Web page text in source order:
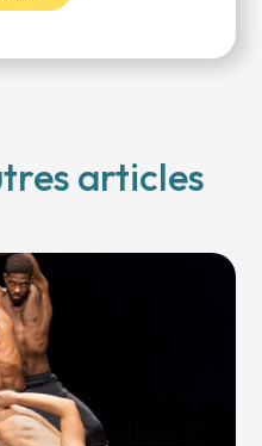
articles